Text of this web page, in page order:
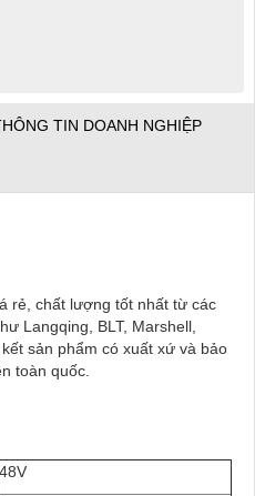
TIN DOANH NGHIỆP
rẻ, chất lượng tốt nhất từ các
Langqing, BLT, Marshell,
sản phẩm có xuất xứ và bảo
toàn quốc.
48V